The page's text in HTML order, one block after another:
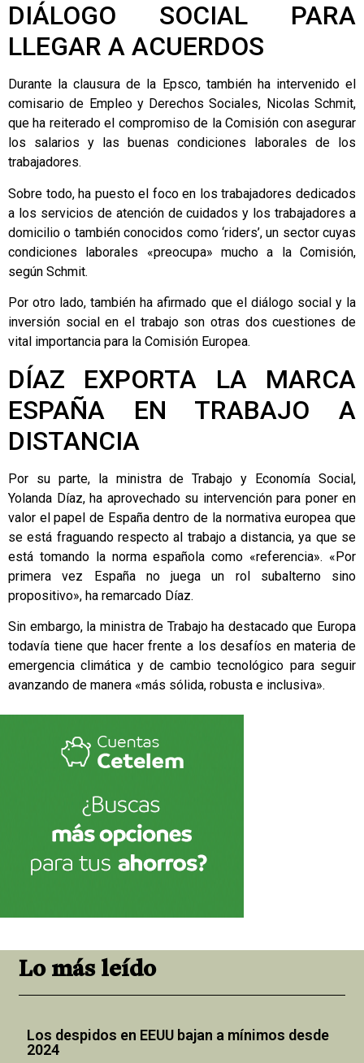
DIÁLOGO SOCIAL PARA
LLEGAR A ACUERDOS
Durante la clausura de la Epsco, también ha intervenido el
comisario de Empleo y Derechos Sociales, Nicolas Schmit,
que ha reiterado el compromiso de la Comisión con asegurar
los salarios y las buenas condiciones laborales de los
trabajadores.
Sobre todo, ha puesto el foco en los trabajadores dedicados
a los servicios de atención de cuidados y los trabajadores a
domicilio o también conocidos como ‘riders’, un sector cuyas
condiciones laborales «preocupa» mucho a la Comisión,
según Schmit.
Por otro lado, también ha afirmado que el diálogo social y la
inversión social en el trabajo son otras dos cuestiones de
vital importancia para la Comisión Europea.
DÍAZ EXPORTA LA MARCA
ESPAÑA EN TRABAJO A
DISTANCIA
Por su parte, la ministra de Trabajo y Economía Social,
Yolanda Díaz, ha aprovechado su intervención para poner en
valor el papel de España dentro de la normativa europea que
se está fraguando respecto al trabajo a distancia, ya que se
está tomando la norma española como «referencia». «Por
primera vez España no juega un rol subalterno sino
propositivo», ha remarcado Díaz.
Sin embargo, la ministra de Trabajo ha destacado que Europa
todavía tiene que hacer frente a los desafíos en materia de
emergencia climática y de cambio tecnológico para seguir
avanzando de manera «más sólida, robusta e inclusiva».
Lo más leído
Los despidos en EEUU bajan a mínimos desde
2024